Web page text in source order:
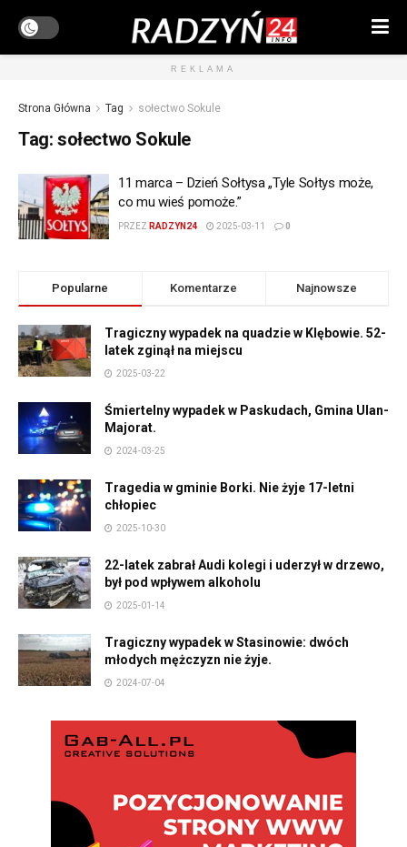
REKLAMA
Strona Główna Tag sołectwo Sokule
Tag: sołectwo Sokule
11 marca – Dzień Sołtysa „Tyle Sołtys może,
co mu wieś pomoże.”
PRZEZ RADZYN24 2025-03-11 0
Popularne Komentarze Najnowsze
Tragiczny wypadek na quadzie w Klębowie. 52-
latek zginął na miejscu
2025-03-22
Śmiertelny wypadek w Paskudach, Gmina Ulan-
Majorat.
2024-03-25
Tragedia w gminie Borki. Nie żyje 17-letni
chłopiec
2025-10-30
22-latek zabrał Audi kolegi i uderzył w drzewo,
był pod wpływem alkoholu
2025-01-14
Tragiczny wypadek w Stasinowie: dwóch
młodych mężczyzn nie żyje.
2024-07-04